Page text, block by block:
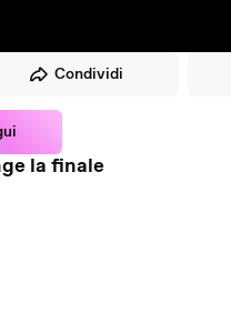
Condividi
la finale